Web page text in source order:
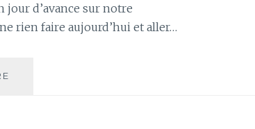
jour d’avance sur notre
rien faire aujourd’hui et aller…